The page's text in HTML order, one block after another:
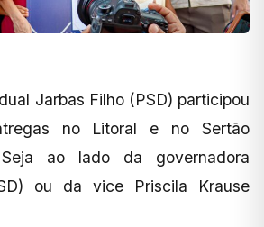
Jarbas Filho (PSD) participou
no Litoral e no Sertão
Seja ao lado da governadora
ou da vice Priscila Krause